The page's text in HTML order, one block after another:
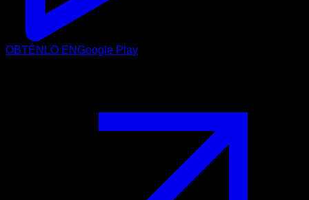
OBTÉNLO ENGoogle Play